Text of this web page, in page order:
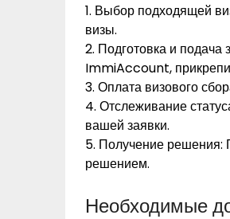
1. Выбор подходящей
визы.
2. Подготовка и
ImmiAccount,
3. Оплата визового
4. Отслеживание
вашей заявки.
5. Получение решения:
решением.
Необходимые